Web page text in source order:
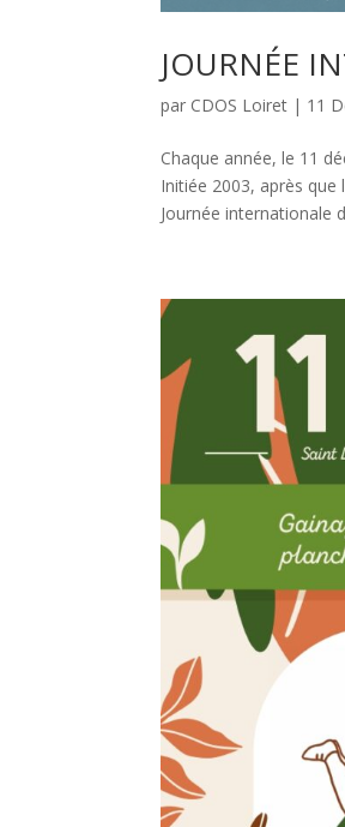
JOURNÉE
par CDOS Loiret | 11
Chaque année, le 11
Initiée 2003, après que
Journée internationale